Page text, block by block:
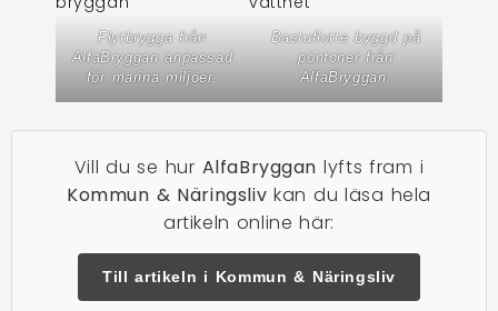
Flytbrygga från
AlfaBryggan anpassad
för marina miljöer.
Bastuflotte byggd på
pontoner från
AlfaBryggan.
Vill du se hur AlfaBryggan lyfts fram i
Kommun & Näringsliv kan du läsa hela
artikeln online här:
Till artikeln i Kommun & Näringsliv